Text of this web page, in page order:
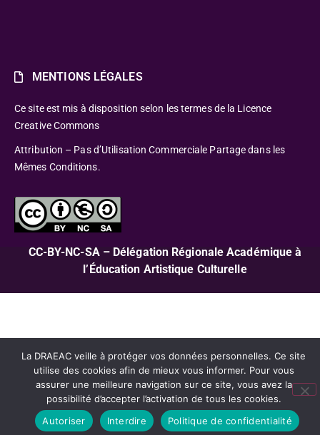
MENTIONS LÉGALES
Ce site est mis à disposition selon les termes de la Licence
Creative Commons
Attribution – Pas d’Utilisation Commerciale Partage dans les
Mêmes Conditions.
CC-BY-NC-SA – Délégation Régionale Académique à
l’Éducation Artistique Culturelle
La DRAEAC veille à protéger vos données personnelles. Ce site
utilise des cookies afin de mieux vous informer. Pour vous
assurer une meilleure navigation sur ce site, vous avez la
possibilité d’accepter l’activation de tous les cookies.
Autoriser
Interdire Politique de confidentialité